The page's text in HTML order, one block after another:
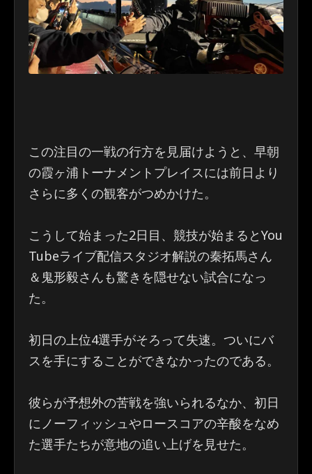
この注目の一戦の行方を見届けようと、早朝
の霞ヶ浦トーナメントプレイスには前日より
さらに多くの観客がつめかけた。
こうして始まった2日目、競技が始まるとYou
Tubeライブ配信スタジオ解説の秦拓馬さん
＆鬼形毅さんも驚きを隠せない試合になっ
た。
初日の上位4選手がそろって失速。ついにバ
スを手にすることができなかったのである。
彼らが予想外の苦戦を強いられるなか、初日
にノーフィッシュやロースコアの辛酸をなめ
た選手たちが意地の追い上げを見せた。